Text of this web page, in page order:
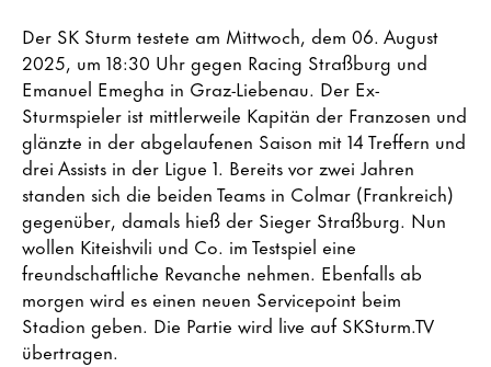
Der SK Sturm testete am Mittwoch, dem 06. August
2025, um 18:30 Uhr gegen Racing Straßburg und
Emanuel Emegha in Graz-Liebenau. Der Ex-
Sturmspieler ist mittlerweile Kapitän der Franzosen und
glänzte in der abgelaufenen Saison mit 14 Treffern und
drei Assists in der Ligue 1. Bereits vor zwei Jahren
standen sich die beiden Teams in Colmar (Frankreich)
gegenüber, damals hieß der Sieger Straßburg. Nun
wollen Kiteishvili und Co. im Testspiel eine
freundschaftliche Revanche nehmen. Ebenfalls ab
morgen wird es einen neuen Servicepoint beim
Stadion geben. Die Partie wird live auf SKSturm.TV
übertragen.